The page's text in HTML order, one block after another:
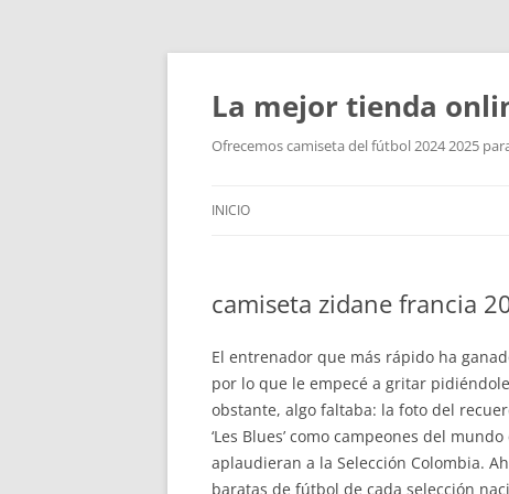
La mejor tienda
Ofrecemos camiseta del fútbol 2024 2025
INICIO
camiseta zidane francia
El entrenador que más rápido ha
por lo que le empecé a gritar
obstante, algo faltaba: la foto del
‘Les Blues’ como campeones del
aplaudieran a la Selección Colombia.
baratas de fútbol de cada selección